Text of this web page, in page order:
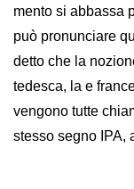
mento si abbassa
può pronunciare
detto che la
tedesca, la e
vengono tutte
stesso segno IPA,